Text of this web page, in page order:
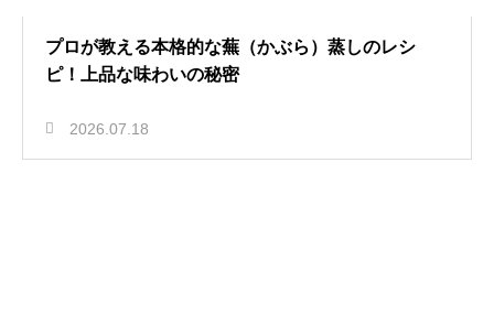
プロが教える本格的な蕪（かぶら）蒸しのレシ
ピ！上品な味わいの秘密
2026.07.18